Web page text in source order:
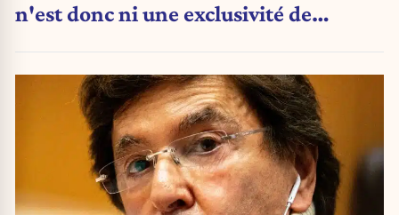
n'est donc ni une exclusivité de